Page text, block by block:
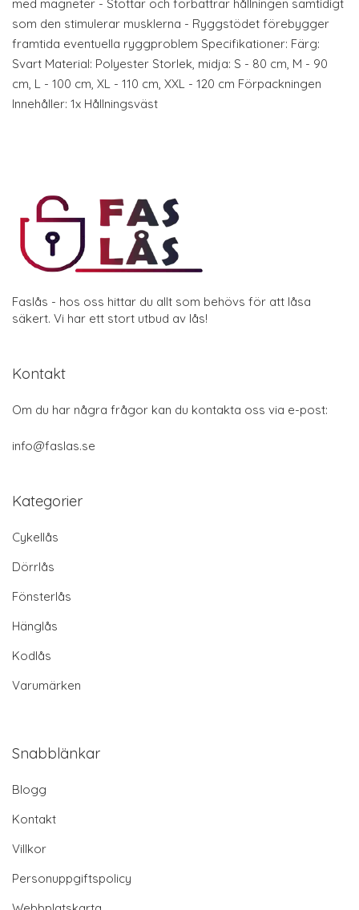
med magneter - Stöttar och förbättrar hållningen samtidigt
som den stimulerar musklerna - Ryggstödet förebygger
framtida eventuella ryggproblem Specifikationer: Färg:
Svart Material: Polyester Storlek, midja: S - 80 cm, M - 90
cm, L - 100 cm, XL - 110 cm, XXL - 120 cm Förpackningen
Innehåller: 1x Hållningsväst
Faslås - hos oss hittar du allt som behövs för att låsa
säkert. Vi har ett stort utbud av lås!
Kontakt
Om du har några frågor kan du kontakta oss via e-post:
info@faslas.se
Kategorier
Cykellås
Dörrlås
Fönsterlås
Hänglås
Kodlås
Varumärken
Snabblänkar
Blogg
Kontakt
Villkor
Personuppgiftspolicy